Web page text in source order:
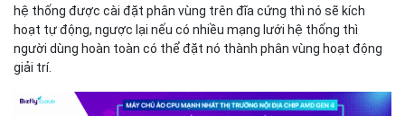
hệ thống được cài đặt phân vùng trên đĩa cứng thì nó sẽ kích
hoạt tự động, ngược lại nếu có nhiều mạng lưới hệ thống thì
người dùng hoàn toàn có thể đặt nó thành phân vùng hoạt động
giải trí.